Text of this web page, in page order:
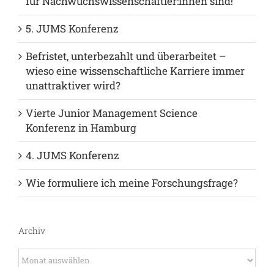
5. JUMS Konferenz
Befristet, unterbezahlt und überarbeitet –
wieso eine wissenschaftliche Karriere immer
unattraktiver wird?
Vierte Junior Management Science
Konferenz in Hamburg
4. JUMS Konferenz
Wie formuliere ich meine Forschungsfrage?
Archiv
Archiv